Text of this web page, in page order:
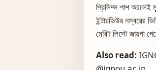
প্রিলিম্স পাশ করলেই
ইন্টারভিউর নম্বরের
মেরিট লিস্টে জায়গা
Also read: